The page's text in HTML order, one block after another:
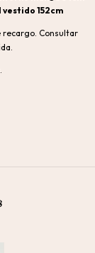
152cm
recargo. Consultar